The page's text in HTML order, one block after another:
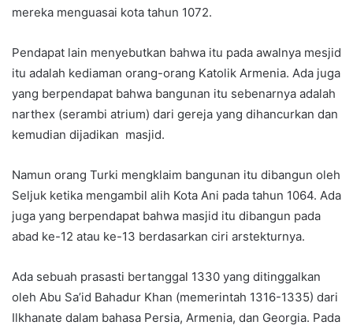
mereka menguasai kota tahun 1072.
Pendapat lain menyebutkan bahwa itu pada awalnya mesjid
itu adalah kediaman orang-orang Katolik Armenia. Ada juga
yang berpendapat bahwa bangunan itu sebenarnya adalah
narthex (serambi atrium) dari gereja yang dihancurkan dan
kemudian dijadikan masjid.
Namun orang Turki mengklaim bangunan itu dibangun oleh
Seljuk ketika mengambil alih Kota Ani pada tahun 1064. Ada
juga yang berpendapat bahwa masjid itu dibangun pada
abad ke-12 atau ke-13 berdasarkan ciri arstekturnya.
Ada sebuah prasasti bertanggal 1330 yang ditinggalkan
oleh Abu Sa’id Bahadur Khan (memerintah 1316-1335) dari
Ilkhanate dalam bahasa Persia, Armenia, dan Georgia. Pada